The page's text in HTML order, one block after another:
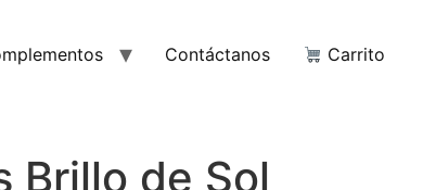
Contáctanos Carrito
Brillo de Sol